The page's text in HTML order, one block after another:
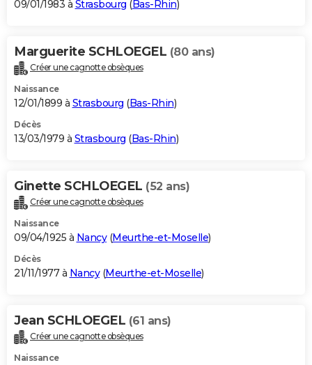
09/01/1983 à Strasbourg (Bas-Rhin)
Marguerite SCHLOEGEL (80 ans)
Créer une cagnotte obsèques
Naissance
12/01/1899 à Strasbourg (Bas-Rhin)
Décès
13/03/1979 à Strasbourg (Bas-Rhin)
Ginette SCHLOEGEL (52 ans)
Créer une cagnotte obsèques
Naissance
09/04/1925 à Nancy(Meurthe-et-Moselle)
Décès
21/11/1977 à Nancy(Meurthe-et-Moselle)
Jean SCHLOEGEL (61 ans)
Créer une cagnotte obsèques
Naissance